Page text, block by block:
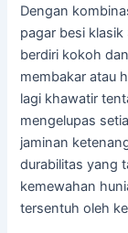
Dengan
pagar besi
berdiri kokoh
membakar atau
lagi khawatir
mengelupas
jaminan
durabilitas yang
kemewahan
tersentuh oleh